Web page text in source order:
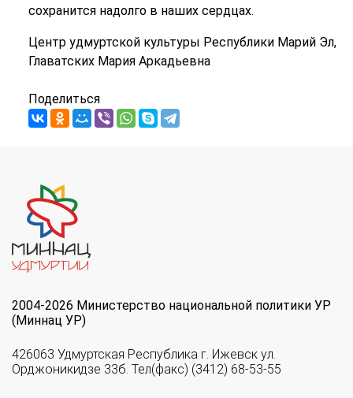
сохранится надолго в наших сердцах.
Центр удмуртской культуры Республики Марий Эл,
Главатских Мария Аркадьевна
Поделиться
2004-2026 Министерство национальной политики УР
(Миннац УР)
426063 Удмуртская Республика г. Ижевск ул.
Орджоникидзе 33б. Тел(факс) (3412) 68-53-55